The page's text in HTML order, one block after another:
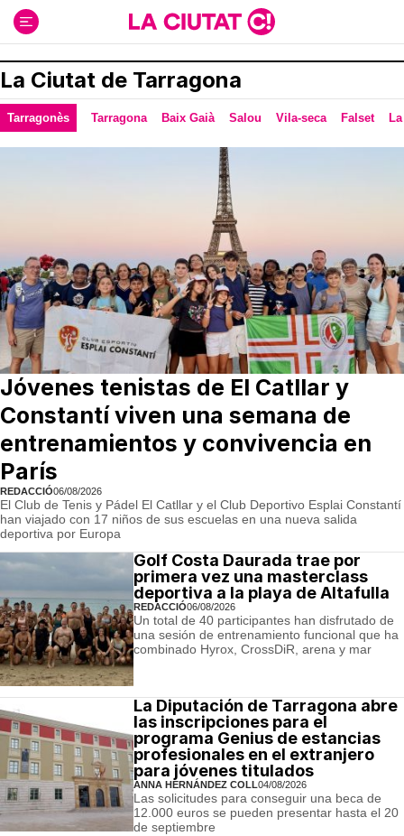
contenido
La Ciutat de Tarragona
Tarragonès Tarragona Baix Gaià Salou Vila-seca Falset
Jóvenes tenistas de El Catllar y
Constantí viven una semana de
entrenamientos y convivencia en
París
REDACCIÓ06/08/2026
El Club de Tenis y Pádel El Catllar y el Club Deportivo Esplai Constantí
han viajado con 17 niños de sus escuelas en una nueva salida
deportiva por Europa
Golf Costa Daurada trae por
primera vez una masterclass
deportiva a la playa de Altafulla
REDACCIÓ06/08/2026
Un total de 40 participantes han disfrutado de
una sesión de entrenamiento funcional que ha
combinado Hyrox, CrossDiR, arena y mar
La Diputación de Tarragona abre
las inscripciones para el
programa Genius de estancias
profesionales en el extranjero
para jóvenes titulados
ANNA HERNÁNDEZ COLL04/08/2026
Las solicitudes para conseguir una beca de
12.000 euros se pueden presentar hasta el 20
de septiembre